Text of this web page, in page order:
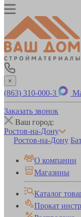
×
(863) 310-000-3
Заказать звонок
Ваш город:
Ростов-на-Дону
Ростов-на-Дону
О компании
Магазины
Каталог
Прокат